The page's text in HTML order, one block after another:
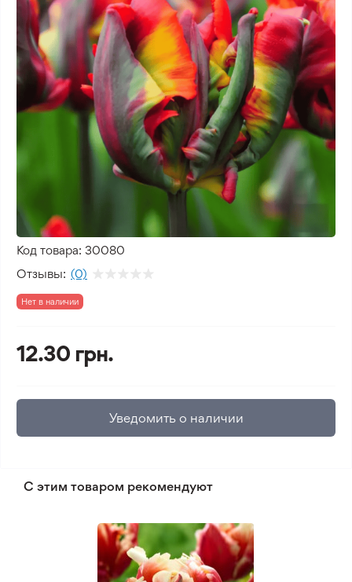
Код товара: 30080
Отзывы: (0)
Нет в наличии
12.30 грн.
Уведомить о наличии
С этим товаром рекомендуют